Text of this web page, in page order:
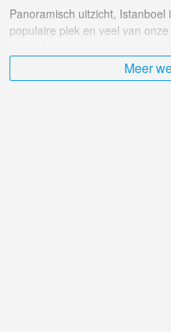
Panoramisch uitzicht,
populaire plek en veel van
De kalkoen is zeer divers en
Meer